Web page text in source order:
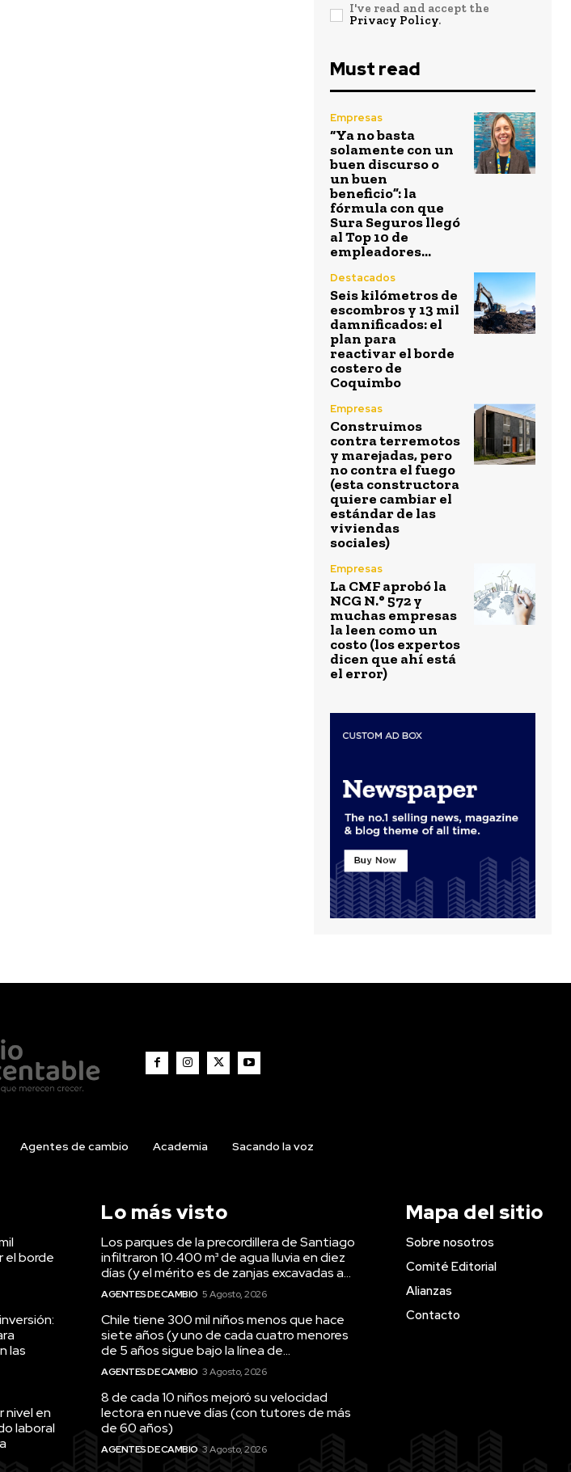
I've read and accept the
Privacy Policy.
Must read
Empresas
“Ya no basta
solamente con un
buen discurso o
un buen
beneficio”: la
fórmula con que
Sura Seguros llegó
al Top 10 de
empleadores...
Destacados
Seis kilómetros de
escombros y 13 mil
damnificados: el
plan para
reactivar el borde
costero de
Coquimbo
Empresas
Construimos
contra terremotos
y marejadas, pero
no contra el fuego
(esta constructora
quiere cambiar el
estándar de las
viviendas
sociales)
Empresas
La CMF aprobó la
NCG N.° 572 y
muchas empresas
la leen como un
costo (los expertos
dicen que ahí está
el error)
Agentes de cambio Academia Sacando la voz
el borde
las
nivel en
laboral
Lo más visto
Los parques de la precordillera de Santiago
infiltraron 10.400 m³ de agua lluvia en diez
días (y el mérito es de zanjas excavadas a...
AGENTES DE CAMBIO 5 Agosto, 2026
Chile tiene 300 mil niños menos que hace
siete años (y uno de cada cuatro menores
de 5 años sigue bajo la línea de...
AGENTES DE CAMBIO 3 Agosto, 2026
8 de cada 10 niños mejoró su velocidad
lectora en nueve días (con tutores de más
de 60 años)
AGENTES DE CAMBIO 3 Agosto, 2026
Mapa del sitio
Sobre nosotros
Comité Editorial
Alianzas
Contacto